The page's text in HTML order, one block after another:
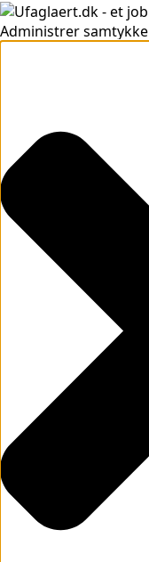
Administrer samtykke